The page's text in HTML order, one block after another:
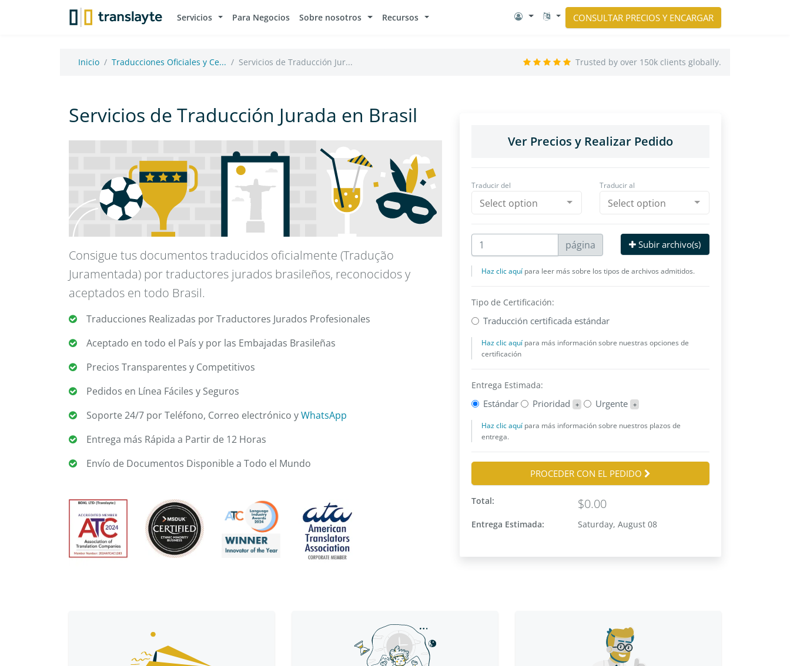
Servicios Para Negocios Sobre nosotros Recursos CONSULTAR PRECIOS Y ENCARGAR
Inicio Traducciones Oficiales y Ce... Servicios de Traducción Jur... Trusted by over 150k clients globally.
Servicios de Traducción Jurada en Brasil
Consigue tus documentos traducidos oficialmente (Tradução
Juramentada) por traductores jurados brasileños, reconocidos y
aceptados en todo Brasil.
Traducciones Realizadas por Traductores Jurados Profesionales
Aceptado en todo el País y por las Embajadas Brasileñas
Precios Transparentes y Competitivos
Pedidos en Línea Fáciles y Seguros
Soporte 24/7 por Teléfono, Correo electrónico yWhatsApp
Entrega más Rápida a Partir de 12 Horas
Envío de Documentos Disponible a Todo el Mundo